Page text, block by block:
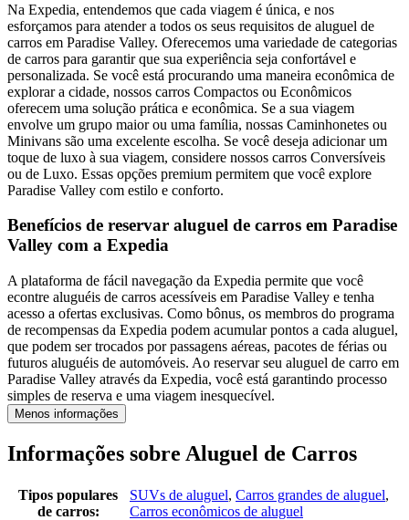
Na Expedia, entendemos que cada viagem é única, e nos
esforçamos para atender a todos os seus requisitos de aluguel de
carros em Paradise Valley. Oferecemos uma variedade de categorias
de carros para garantir que sua experiência seja confortável e
personalizada. Se você está procurando uma maneira econômica de
explorar a cidade, nossos carros Compactos ou Econômicos
oferecem uma solução prática e econômica. Se a sua viagem
envolve um grupo maior ou uma família, nossas Caminhonetes ou
Minivans são uma excelente escolha. Se você deseja adicionar um
toque de luxo à sua viagem, considere nossos carros Conversíveis
ou de Luxo. Essas opções premium permitem que você explore
Paradise Valley com estilo e conforto.
Benefícios de reservar aluguel de carros em Paradise
Valley com a Expedia
A plataforma de fácil navegação da Expedia permite que você
econtre aluguéis de carros acessíveis em Paradise Valley e tenha
acesso a ofertas exclusivas. Como bônus, os membros do programa
de recompensas da Expedia podem acumular pontos a cada aluguel,
que podem ser trocados por passagens aéreas, pacotes de férias ou
futuros aluguéis de automóveis. Ao reservar seu aluguel de carro em
Paradise Valley através da Expedia, você está garantindo processo
simples de reserva e uma viagem inesquecível.
Menos informações
Informações sobre Aluguel de Carros
Tipos populares
de carros:
SUVs de aluguel, Carros grandes de aluguel,
Carros econômicos de aluguel